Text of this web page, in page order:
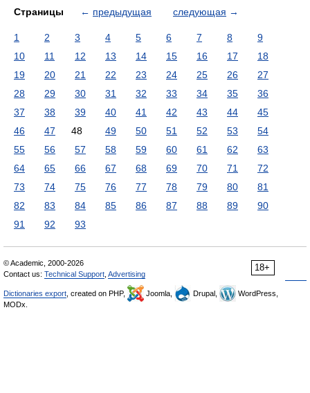
Страницы ← предыдущая следующая →
1 2 3 4 5 6 7 8
9
10
11 12 13 14 15 16 17
18
19
20 21 22 23 24 25 26
27
28
29 30 31 32 33 34 35
36
37
38 39 40 41 42 43 44
45
46
47 48 49 50 51 52 53
54
55
56 57 58 59 60 61 62
63
64
65 66 67 68 69 70 71
72
73
74 75 76 77 78 79 80
81
82
83 84 85 86 87 88 89
90
91
92 93
18+
© Academic, 2000-2026
Contact us: Technical Support Advertising
Dictionaries export , created on PHP, Joomla, Drupal,
WordPress,
MODx.